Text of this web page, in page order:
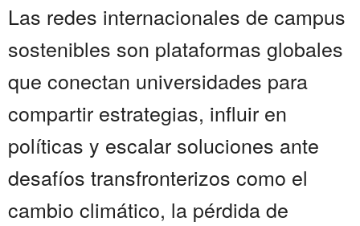
Las redes internacionales de campus
sostenibles son plataformas globales
que conectan universidades para
compartir estrategias, influir en
políticas y escalar soluciones ante
desafíos transfronterizos como el
cambio climático, la pérdida de